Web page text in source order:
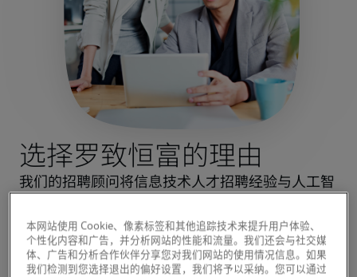
选择罗致恒富的理由
我们的招聘顾问将信息技术人才招聘经验与人工智
候选人。
您不仅能获取本地市场洞察，还能接触到全球顶尖
人才。我们的成功业绩将为您的人才招聘保驾护
本网站使用 Cookie、像素标签和其他追踪技术来提升用户体验、
个性化内容和广告，并分析网站的性能和流量。我们还会与社交媒
体、广告和分析合作伙伴分享您对我们网站的使用情况信息。如果
我们检测到您选择退出的偏好设置，我们将予以采纳。您可以通过